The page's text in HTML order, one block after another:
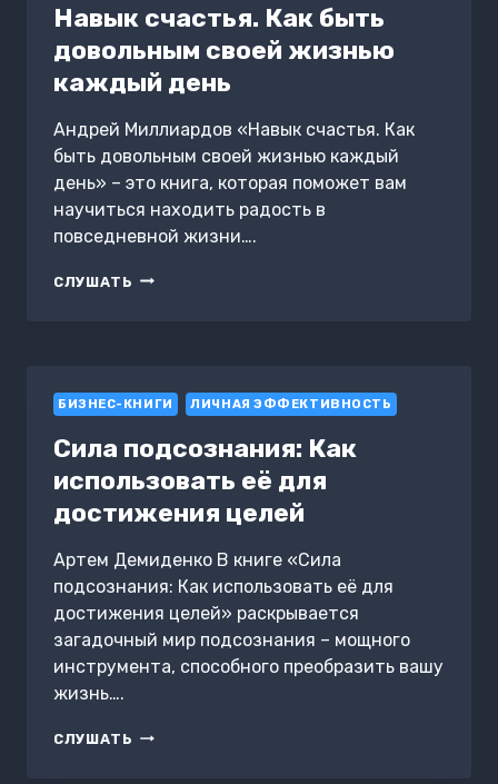
Навык счастья. Как быть
довольным своей жизнью
каждый день
Андрей Миллиардов «Навык счастья. Как
быть довольным своей жизнью каждый
день» – это книга, которая поможет вам
научиться находить радость в
повседневной жизни….
СЛУШАТЬ НАВЫК
ЖИЗНЬЮ
ДЕНЬ
БИЗНЕС-КНИГИ ЛИЧНАЯ ЭФФЕКТИВНОСТЬ
Сила подсознания: Как
использовать её для
достижения целей
Артем Демиденко В книге «Сила
подсознания: Как использовать её для
достижения целей» раскрывается
загадочный мир подсознания – мощного
инструмента, способного преобразить вашу
жизнь….
СЛУШАТЬ СИЛА